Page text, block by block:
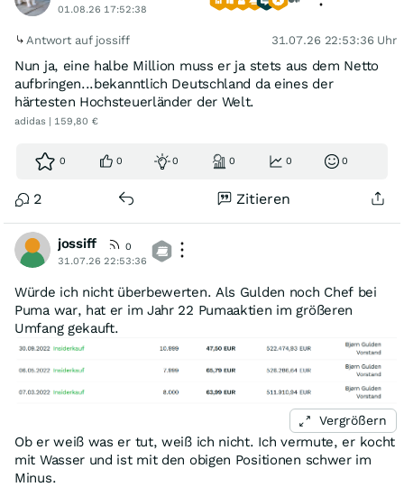
01.08.26 17:52:38
Antwort auf jossiff 31.07.26 22:53:36 Uhr
Nun ja, eine halbe Million muss er ja stets aus dem Netto
aufbringen...bekanntlich Deutschland da eines der
härtesten Hochsteuerländer der Welt.
adidas | 159,80 €
0 0 0 0 0 0
2 Zitieren
jossiff
0
31.07.26 22:53:36
Würde ich nicht überbewerten. Als Gulden noch Chef bei
Puma war, hat er im Jahr 22 Pumaaktien im größeren
Umfang gekauft.
Vergrößern
Ob er weiß was er tut, weiß ich nicht. Ich vermute, er kocht
mit Wasser und ist mit den obigen Positionen schwer im
Minus.